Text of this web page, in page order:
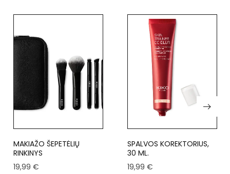
MAKIAŽO ŠEPETĖLIŲ
RINKINYS
19,99 €
SPALVOS KOREKTORIUS,
30 ML.
19,99€